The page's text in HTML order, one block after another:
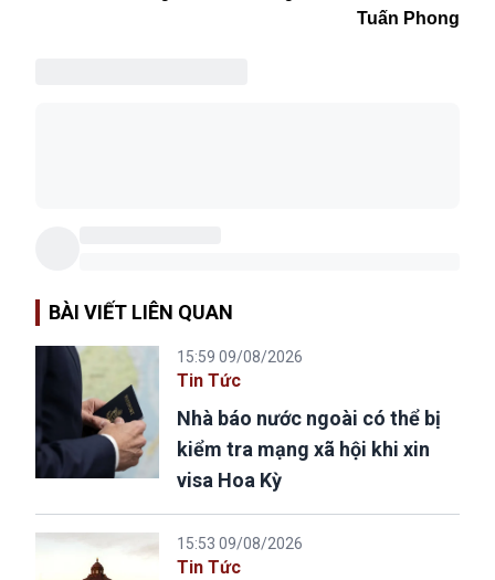
Tuấn Phong
BÀI VIẾT LIÊN QUAN
15:59 09/08/2026
Tin Tức
Nhà báo nước ngoài có thể bị
kiểm tra mạng xã hội khi xin
visa Hoa Kỳ
15:53 09/08/2026
Tin Tức